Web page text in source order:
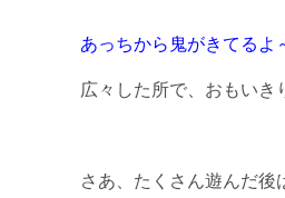
あっちから鬼がきてるよ
広々した所で、おもいき
さあ、たくさん遊んだ後